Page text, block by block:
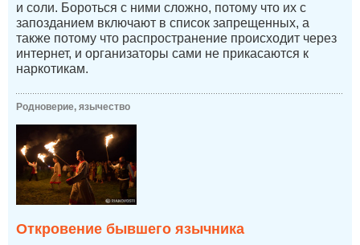
и соли. Бороться с ними сложно, потому что их с
запозданием включают в список запрещенных, а
также потому что распространение происходит через
интернет, и организаторы сами не прикасаются к
наркотикам.
Родноверие, язычество
Откровение бывшего язычника